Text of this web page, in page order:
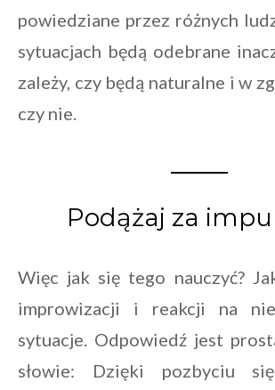
powiedziane przez różnych
sytuacjach będą odebrane
zależy, czy będą naturalne i w
czy nie.
Podążaj za
Więc jak się tego nauczyć?
improwizacji i reakcji na
sytuacje. Odpowiedź jest
słowie: Dzięki pozbyciu